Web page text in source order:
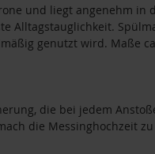
und liegt angenehm in
Alltagstauglichkeit.
genutzt wird. Maße
die bei jedem
die Messinghochzeit